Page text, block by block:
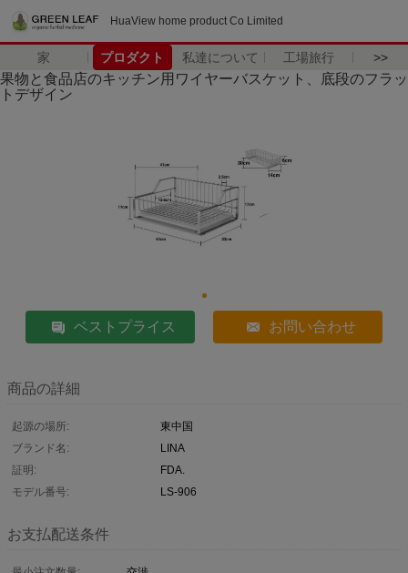
HuaView home product Co Limited
家 プロダクト 私達について 工場旅行 >>
果物と食品店のキッチン用ワイヤーバスケット、底段のフラッ
トデザイン
ベストプライス お問い合わせ
商品の詳細
起源の場所:
東中国
ブランド名:
LINA
証明:
FDA.
モデル番号:
LS-906
お支払配送条件